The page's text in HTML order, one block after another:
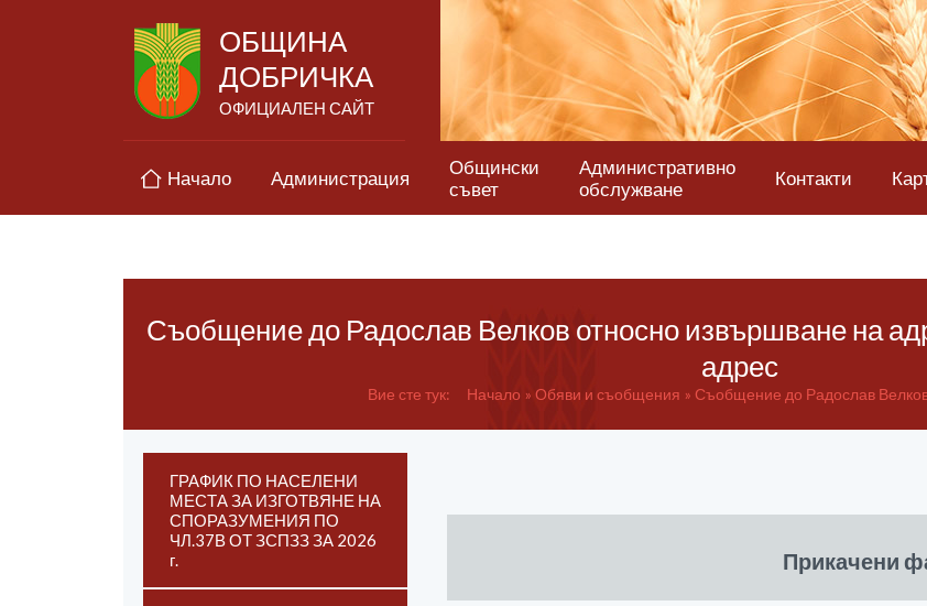
ОБЩИНА
ДОБРИЧКА
ОФИЦИАЛЕН САЙТ
Начало Администрация
Общински
съвет
Административно
обслужване
Контакти
Съобщение до Радослав Велков относно извършване на
адрес
Вие сте тук: Начало Обяви и съобщения Съобщение до Радослав
ГРАФИК ПО НАСЕЛЕНИ
МЕСТА ЗА ИЗГОТВЯНЕ НА
СПОРАЗУМЕНИЯ ПО
ЧЛ.37В ОТ ЗСПЗЗ ЗА 2026
г.
Прикачени